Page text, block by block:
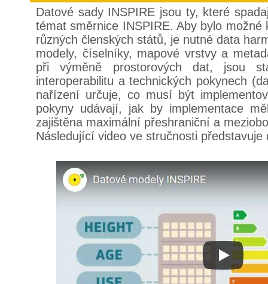
Datové sady INSPIRE jsou ty, které
témat směrnice INSPIRE. Aby bylo
různých členských států, je nutné data
modely, číselníky, mapové vrstvy a
při výměně prostorových dat, jsou
interoperabilitu a technických pokynech
nařízení určuje, co musí být
pokyny udávají, jak by implementace
zajištěna maximální přeshraniční a
Následující video ve stručnosti představuje